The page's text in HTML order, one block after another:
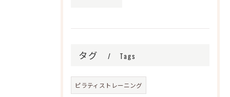
タグ Tags
ピラティストレーニング